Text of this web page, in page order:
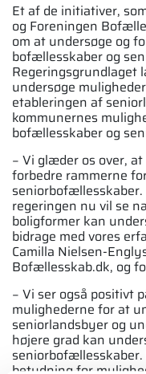
Et af de initiativer,
og Foreningen
om at undersøge og
bofællesskaber og
Regeringsgrundlaget
undersøge
etableringen af
kommunernes
bofællesskaber og
− Vi glæder os over,
forbedre rammerne
regeringen nu vil se
boligformer kan
bidrage med vores
Camilla Nielsen-
Bofællesskab.dk, og
− Vi ser også positivt
mulighederne for at
seniorlandsbyer og
højere grad kan